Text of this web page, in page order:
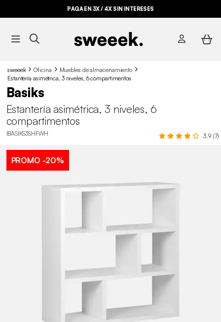
PAGA EN 3X / 4X SIN INTERESES
sweeek Oficina
Muebles de almacenamiento
Estantería asimétrica, 3 niveles, 6 compartimentos
Basiks
Estantería asimétrica, 3 niveles, 6
compartimentos
IBASIKS3SHFWH 3.9 (7)
PROMO -20%